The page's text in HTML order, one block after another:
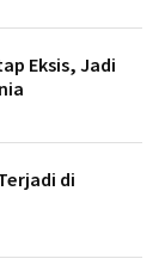
Eksis, Jadi
di